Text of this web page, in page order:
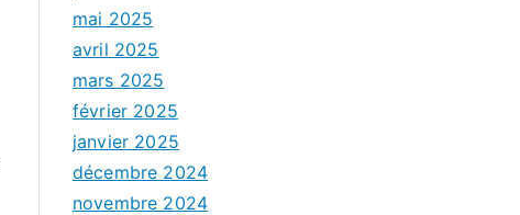
mai 2025
avril 2025
mars 2025
février 2025
janvier 2025
décembre 2024
novembre 2024